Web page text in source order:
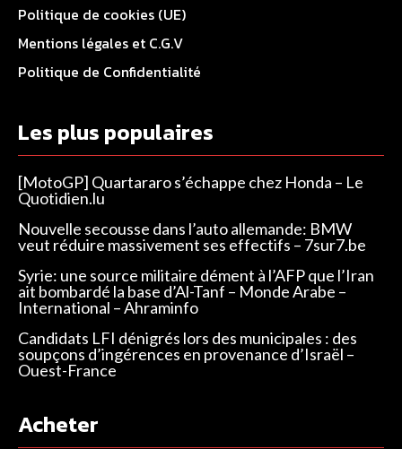
Politique de cookies (UE)
Mentions légales et C.G.V
Politique de Confidentialité
Les plus populaires
[MotoGP] Quartararo s’échappe chez Honda – Le
Quotidien.lu
Nouvelle secousse dans l’auto allemande: BMW
veut réduire massivement ses effectifs – 7sur7.be
Syrie: une source militaire dément à l’AFP que l’Iran
ait bombardé la base d’Al-Tanf – Monde Arabe –
International – Ahraminfo
Candidats LFI dénigrés lors des municipales : des
soupçons d’ingérences en provenance d’Israël –
Ouest-France
Acheter